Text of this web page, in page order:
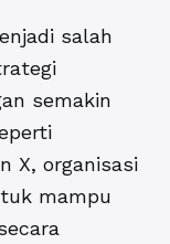
salah
semakin
X, organisasi
mampu